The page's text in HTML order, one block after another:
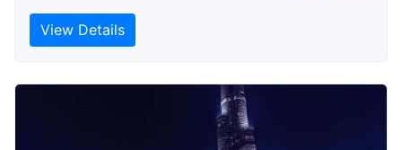
View Details